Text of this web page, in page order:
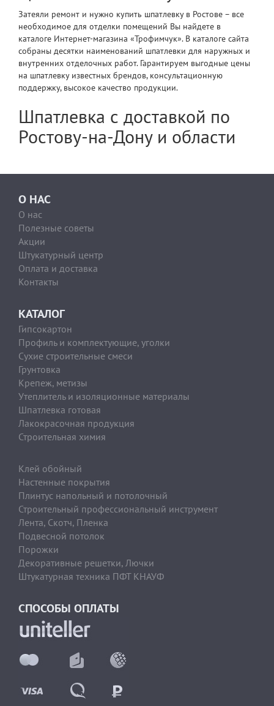
Затеяли ремонт и нужно купить шпатлевку в Ростове – все
необходимое для отделки помещений Вы найдете в
каталоге Интернет-магазина «Трофимчук». В каталоге сайта
собраны десятки наименований шпатлевки для наружных и
внутренних отделочных работ. Гарантируем выгодные цены
на шпатлевку известных брендов, консультационную
поддержку, высокое качество продукции.
Шпатлевка с доставкой по
Ростову-на-Дону и области
О НАС
О нас
Полезные советы
Акции
Штукатурный центр
Оплата и доставка
Контакты
КАТАЛОГ
Гипсокартон
Профиль и комплектующие, уголки
Сухие строительные смеси
Грунтовка
Крепеж, метизы
Утеплитель и изоляционные материалы
Шпатлевка готовая
Лакокрасочная продукция
Строительная химия
Клей обойный
Настенные покрытия
Плинтус напольный и потолочный
Строительный профессиональный инструмент
Лента, Скотч, Пленка
Подвесной потолок
Порожки
Декоративные решетки, Лючки
Штукатурная техника ПФТ КНАУФ
СПОСОБЫ ОПЛАТЫ